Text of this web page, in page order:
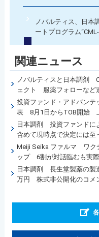
ノバルティス、日本
ートプログラム
関連ニュース
ノバルティスと日本調剤
ェクト 服薬フォローなど
投資ファンド・アドバン
表 8月1日からTOB開始
日本調剤 投資ファンドに
含めて現時点で決定には至
Meiji Seika ファルマ ワク
ップ 6割が対話臨むも実
日本調剤 長生堂製薬の製
万円 株式非公開化のコメ